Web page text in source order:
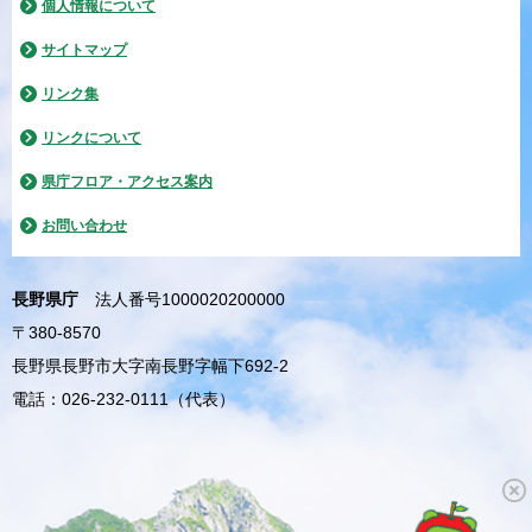
個人情報について
サイトマップ
リンク集
リンクについて
県庁フロア・アクセス案内
お問い合わせ
長野県庁
法人番号1000020200000
〒380-8570
長野県長野市大字南長野字幅下692-2
電話：026-232-0111（代表）